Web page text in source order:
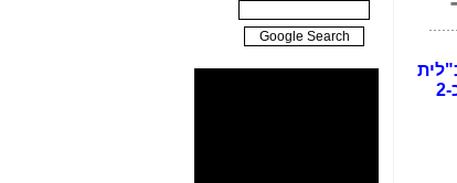
שנפרדו מהמנכ"לית
המתפטרת (דינה באר). אין עדיין מנכ"ל מחליף, והחברים שמעו דיווח, שמס הכנסה דורש בתקיפות מהאיגוד כ-2